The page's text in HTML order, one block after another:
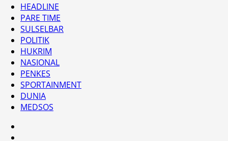
HEADLINE
PARE TIME
SULSELBAR
POLITIK
HUKRIM
NASIONAL
PENKES
SPORTAINMENT
DUNIA
MEDSOS